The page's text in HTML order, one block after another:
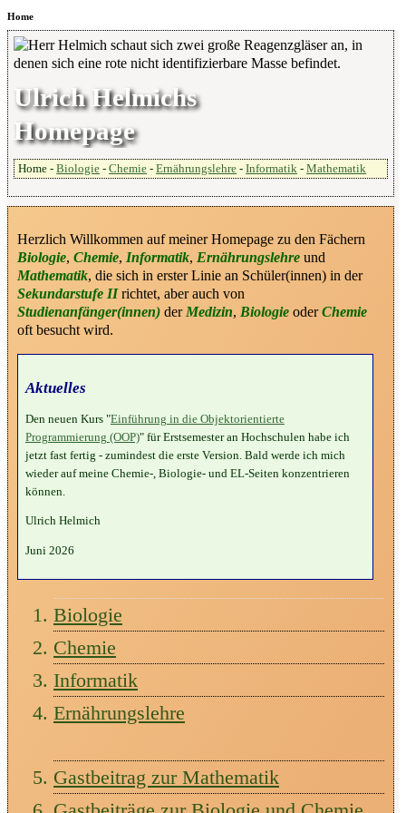
Home
Ulrich Helmichs
Homepage
Home -Biologie -Chemie -Ernährungslehre -Informatik -Mathematik
Herzlich Willkommen auf meiner Homepage zu den Fächern
Biologie, Chemie, Informatik, Ernährungslehre und
Mathematik, die sich in erster Linie an Schüler(innen) in der
Sekundarstufe IIrichtet, aber auch von
Studienanfänger(innen) der Medizin, Biologie oderChemie
oft besucht wird.
Aktuelles
Den neuen Kurs "Einführung in die Objektorientierte
Programmierung (OOP)" für Erstsemester an Hochschulen habe ich
jetzt fast fertig - zumindest die erste Version. Bald werde ich mich
wieder auf meine Chemie-, Biologie- und EL-Seiten konzentrieren
können.
Ulrich Helmich
Juni 2026
Biologie
Chemie
Informatik
Ernährungslehre
Gastbeitrag zur Mathematik